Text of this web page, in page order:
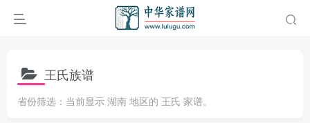
王氏族谱
省份筛选：当前显示 湖南 地区的 王氏 家谱。